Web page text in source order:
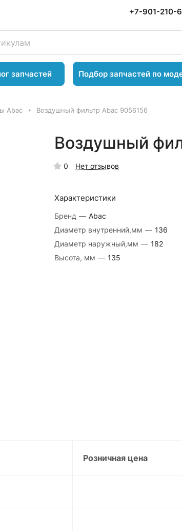
+7-901-210-
запчастей Подбор запчастей по
Abac Воздушный фильтр Abac 9056156
Воздушный
0 Нет отзывов
Характеристики
Бренд — Abac
Диаметр внутренний,мм — 136
Диаметр наружный,мм — 182
Высота, мм — 135
Розничная цена